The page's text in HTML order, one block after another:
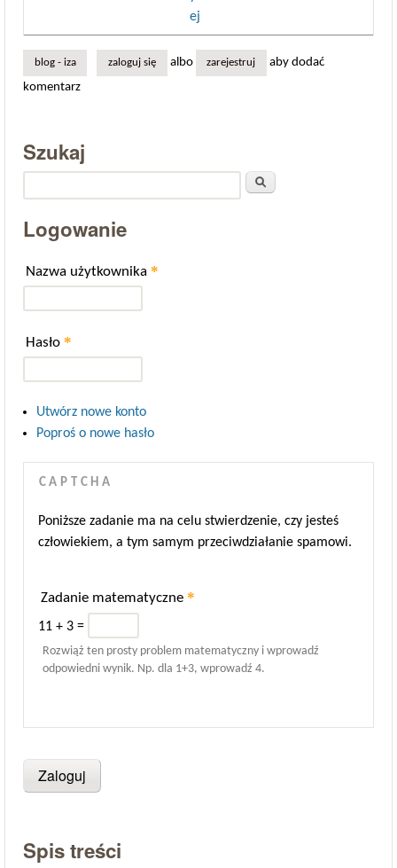
ej
blog - iza zaloguj się albo zarejestruj
aby dodać
komentarz
Szukaj
Logowanie
Nazwa użytkownika *
Hasło *
Utwórz nowe konto
Poproś o nowe hasło
CAPTCHA
Poniższe zadanie ma na celu stwierdzenie, czy jesteś
człowiekiem, a tym samym przeciwdziałanie spamowi.
Zadanie matematyczne *
11 + 3 =
Rozwiąż ten prosty problem matematyczny i wprowadź
odpowiedni wynik. Np. dla 1+3, wprowadź 4.
Spis treści